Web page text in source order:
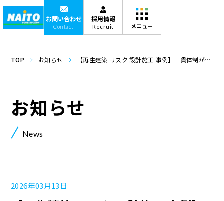
お問い合わせ
Contact
採用情報
Recruit
TOP お知らせ
【再生建築 リスク 設計施工 事例】一貫体制が分
News
お知らせ
2026年03月13日